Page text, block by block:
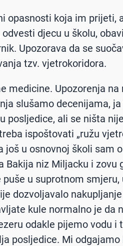
opasnosti koja im prijeti,
djecu u školu,
Upozorava da se
tzv. vjetrokoridora.
medicine. Upozorenja na
slušamo decenijama, ja
posljedice, ali se ništa
ispoštovati „ružu
još u osnovnoj školi sam
Bakija niz Miljacku i zovu
u suprotnom smjeru,
dozvoljavalo
kule normalno je da
odakle pijemo vodu i
posljedice. Mi odgajamo